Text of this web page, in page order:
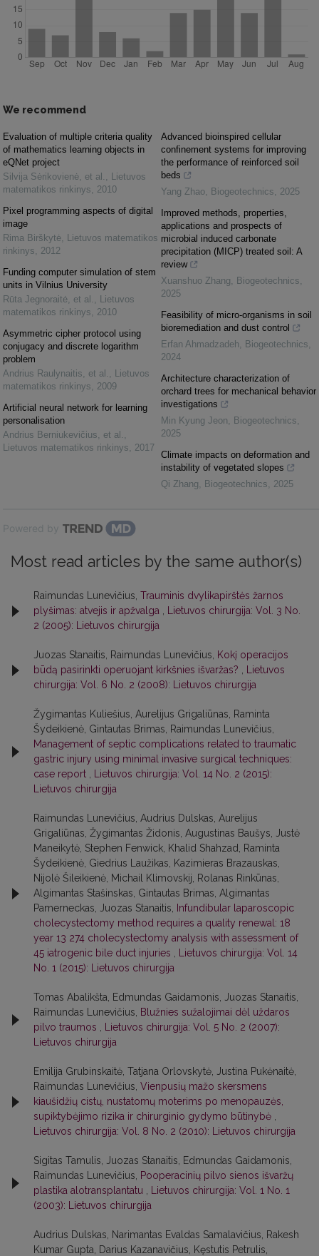
We recommend
Evaluation of multiple criteria quality
of mathematics learning objects in
eQNet project
Silvija Sėrikovienė, et al. , Lietuvos
matematikos rinkinys, 2010
Pixel programming aspects of digital
image
Rima Birškytė, Lietuvos matematikos
rinkinys, 2012
Funding computer simulation of stem
units in Vilnius University
Rūta Jegnoraitė, et al. , Lietuvos
matematikos rinkinys, 2010
Asymmetric cipher protocol using
conjugacy and discrete logarithm
problem
Andrius Raulynaitis, et al. , Lietuvos
matematikos rinkinys, 2009
Artificial neural network for learning
personalisation
Andrius Berniukevičius, et al. ,
Lietuvos matematikos rinkinys, 2017
Advanced bioinspired cellular
confinement systems for improving
the performance of reinforced soil
beds
Yang Zhao, Biogeotechnics, 2025
Improved methods, properties,
applications and prospects of
microbial induced carbonate
precipitation (MICP) treated soil: A
review
Xuanshuo Zhang, Biogeotechnics,
2025
Feasibility of micro-organisms in soil
bioremediation and dust control
Erfan Ahmadzadeh, Biogeotechnics,
2024
Architecture characterization of
orchard trees for mechanical behavior
investigations
Min Kyung Jeon, Biogeotechnics,
2025
Climate impacts on deformation and
instability of vegetated slopes
Qi Zhang, Biogeotechnics, 2025
Powered by
Most read articles by the same author(s)
Raimundas Lunevičius, Trauminis dvylikapirštės žarnos
plyšimas: atvejis ir apžvalga
Lietuvos chirurgija: Vol. 3 No.
2 (2005): Lietuvos chirurgija
Juozas Stanaitis, Raimundas Lunevičius,
Kokį operacijos
būdą pasirinkti operuojant kirkšnies išvaržas?
Lietuvos
chirurgija: Vol. 6 No. 2 (2008): Lietuvos chirurgija
Žygimantas Kuliešius, Aurelijus Grigaliūnas, Raminta
Šydeikienė, Gintautas Brimas, Raimundas Lunevičius,
Management of septic complications related to traumatic
gastric injury using minimal invasive surgical techniques:
case report
Lietuvos chirurgija: Vol. 14 No. 2 (2015):
Lietuvos chirurgija
Raimundas Lunevičius, Audrius Dulskas, Aurelijus
Grigaliūnas, Žygimantas Židonis, Augustinas Baušys, Justė
Maneikytė, Stephen Fenwick, Khalid Shahzad, Raminta
Šydeikienė, Giedrius Laužikas, Kazimieras Brazauskas,
Nijolė Šileikienė, Michail Klimovskij, Rolanas Rinkūnas,
Algimantas Stašinskas, Gintautas Brimas, Algimantas
Pamerneckas, Juozas Stanaitis,
Infundibular laparoscopic
cholecystectomy method requires a quality renewal: 18
year 13 274 cholecystectomy analysis with assessment of
45 iatrogenic bile duct injuries
Lietuvos chirurgija: Vol. 14
No. 1 (2015): Lietuvos chirurgija
Tomas Abalikšta, Edmundas Gaidamonis, Juozas Stanaitis,
Raimundas Lunevičius,
Blužnies sužalojimai dėl uždaros
pilvo traumos
Lietuvos chirurgija: Vol. 5 No. 2 (2007):
Lietuvos chirurgija
Emilija Grubinskaitė, Tatjana Orlovskytė, Justina Pukėnaitė,
Raimundas Lunevičius, Vienpusių mažo skersmens
kiaušidžių cistų, nustatomų moterims po menopauzės,
supiktybėjimo rizika ir chirurginio gydymo būtinybė
Lietuvos chirurgija: Vol. 8 No. 2 (2010): Lietuvos chirurgija
Sigitas Tamulis, Juozas Stanaitis, Edmundas Gaidamonis,
Raimundas Lunevičius,
Pooperacinių pilvo sienos išvaržų
plastika alotransplantatu
Lietuvos chirurgija: Vol. 1 No. 1
(2003): Lietuvos chirurgija
Audrius Dulskas, Narimantas Evaldas Samalavičius, Rakesh
Kumar Gupta, Darius Kazanavičius, Kęstutis Petrulis,